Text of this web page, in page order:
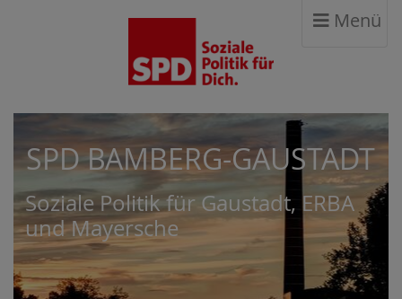
Menü
SPD BAMBERG-GAUSTADT
Soziale Politik für Gaustadt, ERBA
und Mayersche